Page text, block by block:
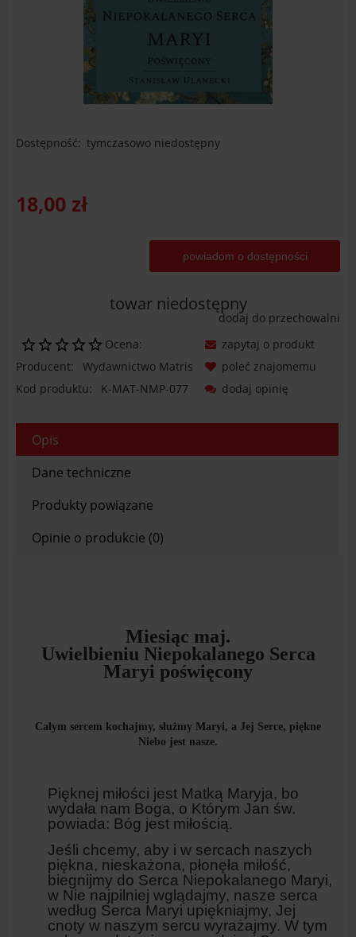
Dostępność: tymczasowo niedostępny
18,00 zł
powiadom o dostępności
towar niedostępny
dodaj do przechowalni
Ocena:
Producent:
Wydawnictwo Matris
Kod produktu:
K-MAT-NMP-077
zapytaj o produkt
poleć znajomemu
dodaj opinię
Opis
Dane techniczne
Produkty powiązane
Opinie o produkcie (0)
Miesiąc maj.
Uwielbieniu Niepokalanego Serca
Maryi poświęcony
Całym sercem kochajmy, służmy Maryi, a Jej Serce, piękne
Niebo jest nasze.
Pięknej miłości jest Matką Maryja, bo
wydała nam Boga, o Którym Jan św.
powiada: Bóg jest miłością.
Jeśli chcemy, aby i w sercach naszych
pię­kna, nieskażona, płonęła miłość,
biegnijmy do Serca Niepokalanego Maryi,
w Nie najpilniej wglądajmy, nasze serca
według Serca Maryi upiękniajmy, Jej
cnoty w naszym sercu wyra­żajmy. W tym